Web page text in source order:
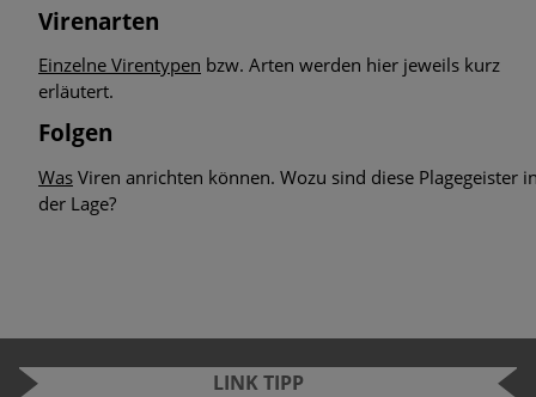
Virenarten
Einzelne Virentypen bzw. Arten werden hier jeweils kurz
erläutert.
Folgen
Was Viren anrichten können. Wozu sind diese Plagegeister
der Lage?
LINK TIPP